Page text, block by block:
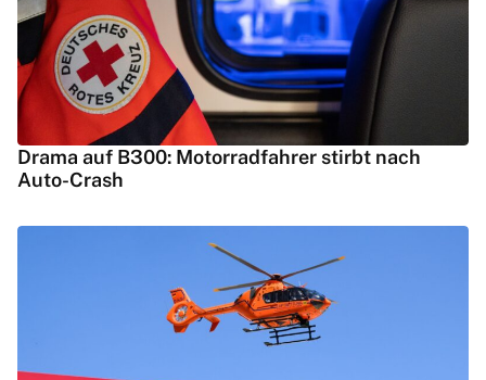
Drama auf B300: Motorradfahrer stirbt nach
Auto-Crash